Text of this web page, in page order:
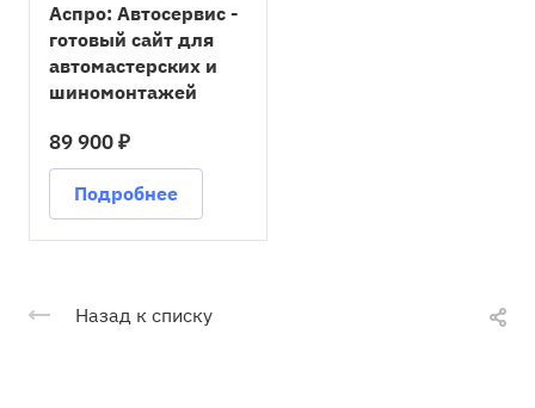
Аспро: Автосервис -
готовый сайт для
автомастерских и
шиномонтажей
89 900 ₽
Подробнее
Назад к списку